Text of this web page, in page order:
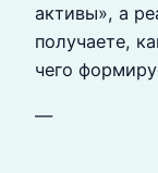
активы», а
получаете,
чего
—